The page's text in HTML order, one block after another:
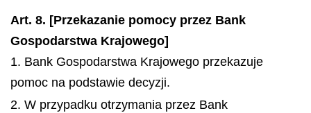
Art. 8. [Przekazanie pomocy przez Bank
Gospodarstwa Krajowego]
1. Bank Gospodarstwa Krajowego przekazuje
pomoc na podstawie decyzji.
2. W przypadku otrzymania przez Bank